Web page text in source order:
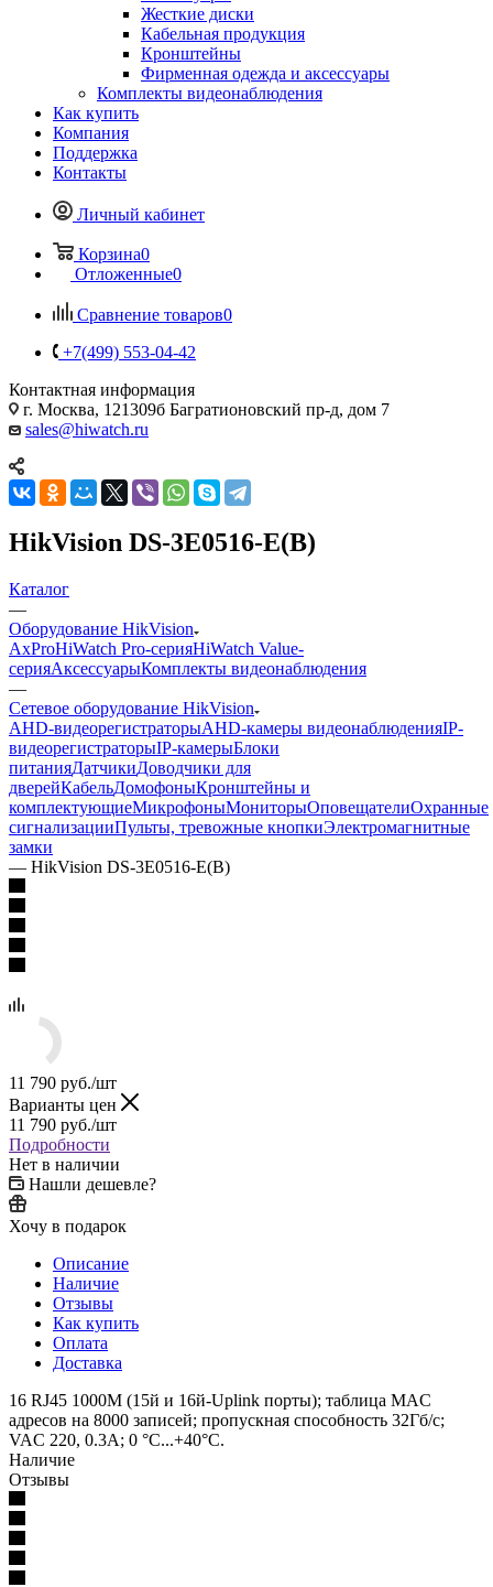
Жесткие диски
Кабельная продукция
Кронштейны
Фирменная одежда и аксессуары
Комплекты видеонаблюдения
Как купить
Компания
Поддержка
Контакты
Личный кабинет
Корзина0
Отложенные0
Сравнение товаров0
+7(499) 553-04-42
Контактная информация
г. Москва, 121309б Багратионовский пр-д, дом 7
sales@hiwatch.ru
HikVision DS-3E0516-E(B)
Каталог
—
Оборудование HikVision
AxProHiWatch Pro-серияHiWatch Value-
серияАксессуарыКомплекты видеонаблюдения
—
Сетевое оборудование HikVision
AHD-видеорегистраторыAHD-камеры видеонаблюденияIP-
видеорегистраторыIP-камерыБлоки
питанияДатчикиДоводчики для
дверейКабельДомофоныКронштейны и
комплектующиеМикрофоныМониторыОповещателиОхранные
сигнализацииПульты, тревожные кнопкиЭлектромагнитные
замки
— HikVision DS-3E0516-E(B)
11 790 руб./шт
Варианты цен
11 790 руб./шт
Подробности
Нет в наличии
Нашли дешевле?
Хочу в подарок
Описание
Наличие
Отзывы
Как купить
Оплата
Доставка
16 RJ45 1000M (15й и 16й-Uplink порты); таблица MAC
адресов на 8000 записей; пропускная способность 32Гб/с;
VAC 220, 0.3A; 0 °C...+40°C.
Наличие
Отзывы